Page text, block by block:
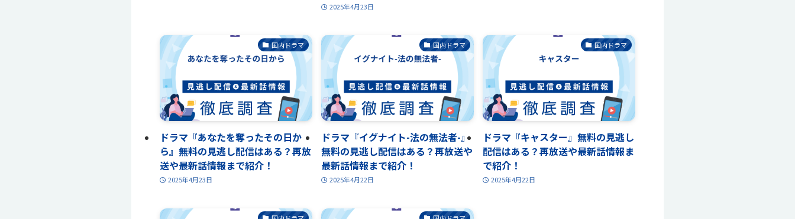
2025年4月23日
国内ドラマ
ドラマ『あなたを奪ったその日か
ら』無料の見逃し配信はある？再放
送や最新話情報まで紹介！
2025年4月23日
国内ドラマ
ドラマ『イグナイト-法の無法者-』
無料の見逃し配信はある？再放送や
最新話情報まで紹介！
2025年4月22日
国内ドラマ
ドラマ『キャスター』無料の見逃し
配信はある？再放送や最新話情報ま
で紹介！
2025年4月22日